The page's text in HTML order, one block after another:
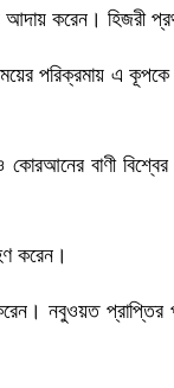
করেন। হিজরী
পরিক্রমায় এ
বাণী
করেন।
নবুওয়ত